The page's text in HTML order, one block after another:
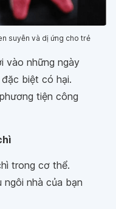
suyễn và dị ứng cho trẻ
vào những ngày
biệt có hại.
tiện công
trong cơ thể.
ngôi nhà của bạn